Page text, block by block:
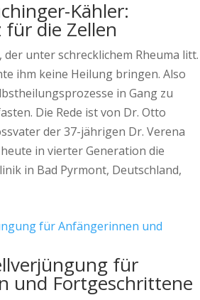
Kähler:
die Zellen
der unter schrecklichem Rheuma litt.
ihm keine Heilung bringen. Also
in Gang zu
Die Rede ist von Dr. Otto
der 37-jährigen Dr. Verena
in vierter Generation die
in Bad Pyrmont, Deutschland,
für
und Fortgeschrittene